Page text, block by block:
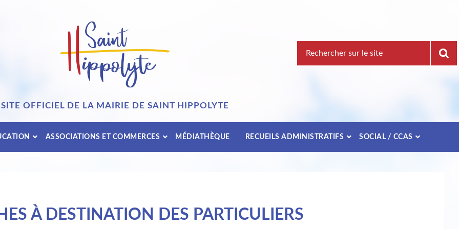
pour
SITE OFFICIEL DE LA MAIRIE DE SAINT HIPPOLYTE
ASSOCIATIONS ET COMMERCES MÉDIATHÈQUE RECUEILS ADMINISTRATIFS SOCIAL / CCAS
À DESTINATION DES PARTICULIERS